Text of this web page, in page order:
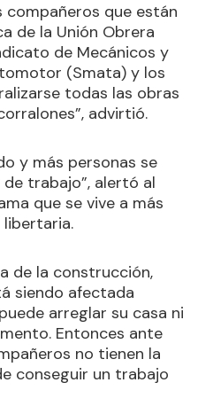
compañeros que están
de la Unión Obrera
de Mecánicos y
(Smata) y los
todas las obras
advirtió.
y más personas se
trabajo”, alertó al
que se vive a más
libertaria.
de la construcción,
siendo afectada
arreglar su casa ni
Entonces ante
no tienen la
conseguir un trabajo